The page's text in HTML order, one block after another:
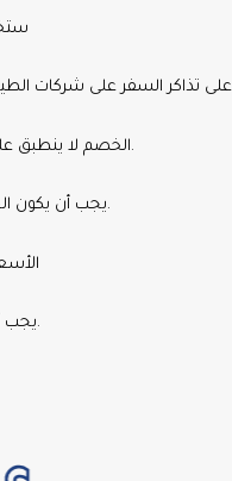
•
• الخصم لا ينطبق على التحويلات ، والوفاء والترحيب وإصدار التأشيرة.
• يجب أن يكون الحجز قبل 24 ساعة للتحقق من التوافر والتوقيت.
•
• يجب أن يكون حامل البطاقة جزءًا من مجموعة السفر.